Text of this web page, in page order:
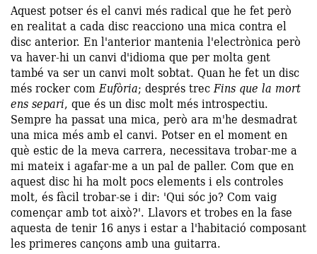
Aquest potser és el canvi més radical que he fet però
en realitat a cada disc reacciono una mica contra el
disc anterior. En l'anterior mantenia l'electrònica però
va haver-hi un canvi d'idioma que per molta gent
també va ser un canvi molt sobtat. Quan he fet un disc
més rocker comEufòria; després trecFins que la mort
ens separi, que és un disc molt més introspectiu.
Sempre ha passat una mica, però ara m'he desmadrat
una mica més amb el canvi. Potser en el moment en
què estic de la meva carrera, necessitava trobar-me a
mi mateix i agafar-me a un pal de paller. Com que en
aquest disc hi ha molt pocs elements i els controles
molt, és fàcil trobar-se i dir: 'Qui sóc jo? Com vaig
començar amb tot això?'. Llavors et trobes en la fase
aquesta de tenir 16 anys i estar a l'habitació composant
les primeres cançons amb una guitarra.